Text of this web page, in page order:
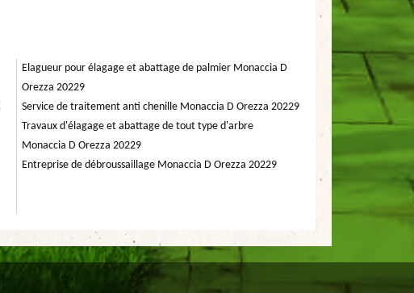
Elagueur pour élagage et abattage de palmier Monaccia D
Orezza 20229
Service de traitement anti chenille Monaccia D Orezza 20229
Travaux d'élagage et abattage de tout type d'arbre
Monaccia D Orezza 20229
Entreprise de débroussaillage Monaccia D Orezza 20229